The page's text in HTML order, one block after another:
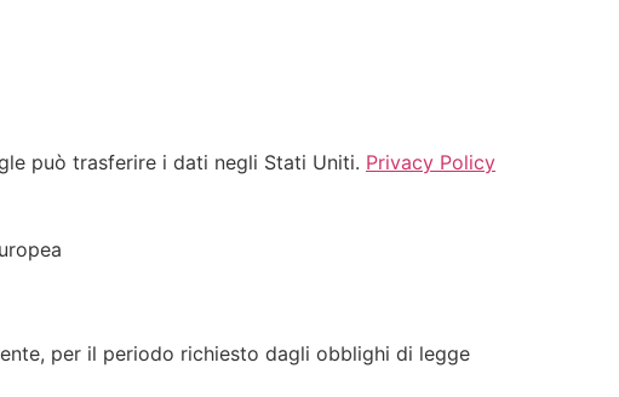
può trasferire i dati negli Stati Uniti. Privacy Policy
per il periodo richiesto dagli obblighi di legge